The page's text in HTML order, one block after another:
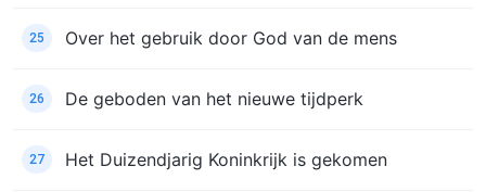
25 Over het gebruik door God van de mens
26 De geboden van het nieuwe tijdperk
27 Het Duizendjarig Koninkrijk is gekomen